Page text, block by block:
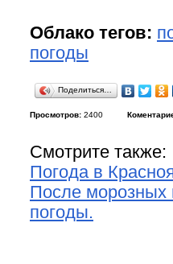
Облако тегов:
погоды
Поделиться…
Просмотров: 2400
Смотрите также:
Погода в
После морозных
погоды.